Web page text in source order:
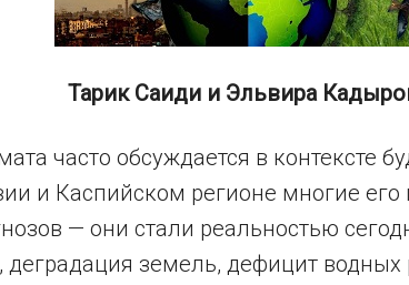
Тарик Саиди и Эльвира
часто обсуждается в контексте
и Каспийском регионе многие
— они стали реальностью
земель, дефицит водных